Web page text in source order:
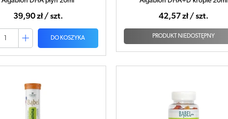
39,90 zł / szt.
DO KOSZYKA
42,57 zł / szt.
PRODUKT NIEDOSTĘPNY